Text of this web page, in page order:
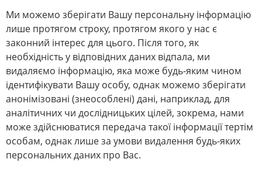
Ми можемо зберігати Вашу персональну інформацію
лише протягом строку, протягом якого у нас є
законний інтерес для цього. Після того, як
необхідність у відповідних даних відпала, ми
видаляємо інформацію, яка може будь-яким чином
ідентифікувати Вашу особу, однак можемо зберігати
анонімізовані (знеособлені) дані, наприклад, для
аналітичних чи дослідницьких цілей, зокрема, нами
може здійснюватися передача такої інформації тертім
особам, однак лише за умови видалення будь-яких
персональних даних про Вас.